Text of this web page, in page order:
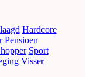
Hardcore
Pensioen
Sport
Visser